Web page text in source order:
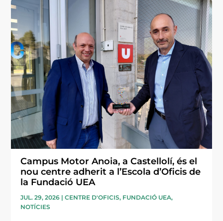
Campus Motor Anoia, a Castellolí, és el
nou centre adherit a l’Escola d’Oficis de
la Fundació UEA
JUL. 29, 2026 |CENTRE D'OFICIS, FUNDACIÓ UEA,
NOTÍCIES